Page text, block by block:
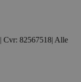
| Cvr: 82567518| Alle